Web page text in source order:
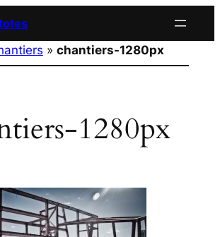
» chantiers-1280px
1280px